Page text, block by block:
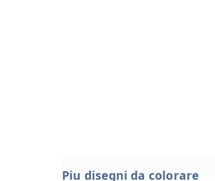
Piu disegni da colorare